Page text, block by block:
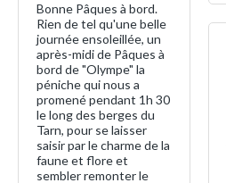
Bonne Pâques à bord.
Rien de tel qu'une belle
journée ensoleillée, un
après-midi de Pâques à
bord de "Olympe" la
péniche qui nous a
promené pendant 1h 30
le long des berges du
Tarn, pour se laisser
saisir par le charme de la
faune et flore et
sembler remonter le